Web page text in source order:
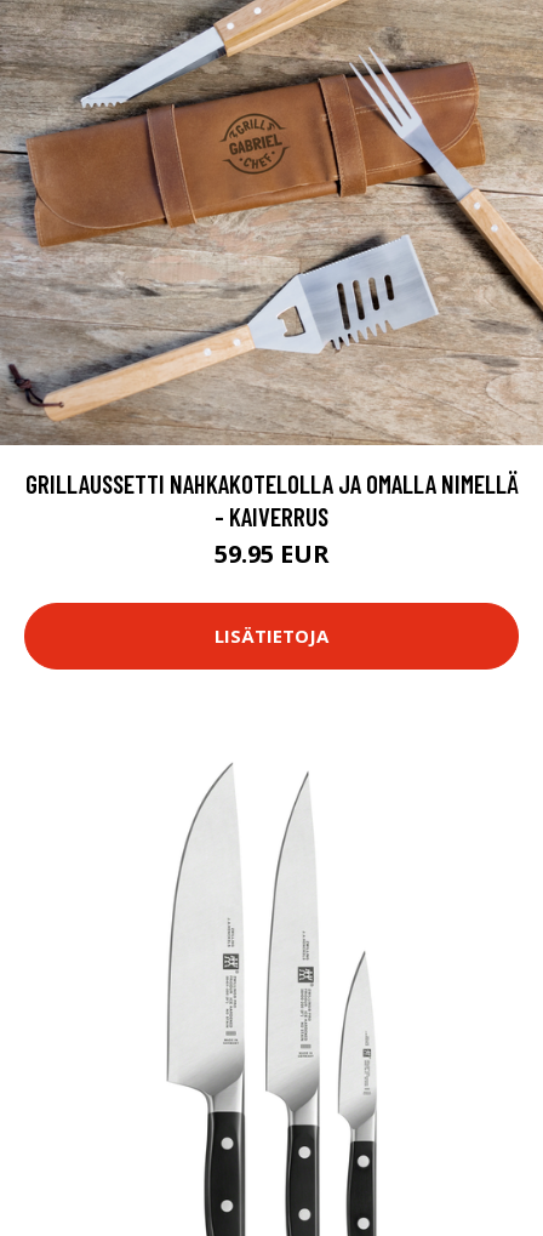
GRILLAUSSETTI NAHKAKOTELOLLA JA OMALLA NIMELLÄ
- KAIVERRUS
59.95 EUR
LISÄTIETOJA